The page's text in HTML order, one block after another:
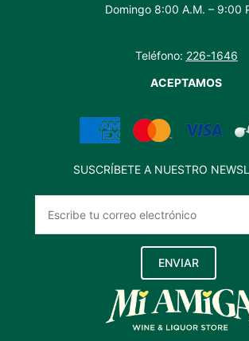
Domingo 8:00 A.M. – 9:00
Teléfono: 226-1646
ACEPTAMOS
SUSCRÍBETE A NUESTRO
ENVIAR